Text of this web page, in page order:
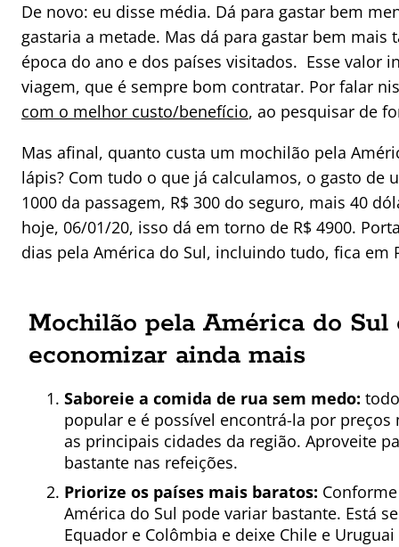
De novo: eu disse média. Dá para gastar bem
gastaria a metade. Mas dá para gastar bem
época do ano e dos países visitados. Esse valor
viagem, que é sempre bom contratar. Por falar
com o melhor custo/benefício, ao pesquisar de
Mas afinal, quanto custa um mochilão pela
lápis? Com tudo o que já calculamos, o gasto de
1000 da passagem, R$ 300 do seguro, mais 40
hoje, 06/01/20, isso dá em torno de R$ 4900.
dias pela América do Sul, incluindo tudo, fica em
Mochilão pela América do
economizar ainda mais
Saboreie a comida de rua sem medo:
popular e é possível encontrá-la por
as principais cidades da região. Aproveite
bastante nas refeições.
Priorize os países mais baratos:
América do Sul pode variar bastante. Está
Equador e Colômbia e deixe Chile e